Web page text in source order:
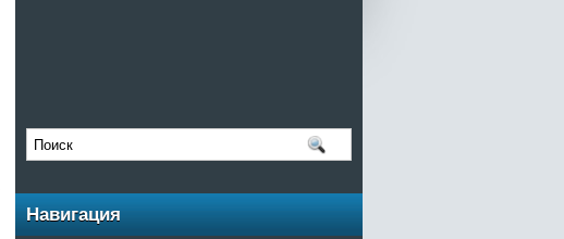
Навигация